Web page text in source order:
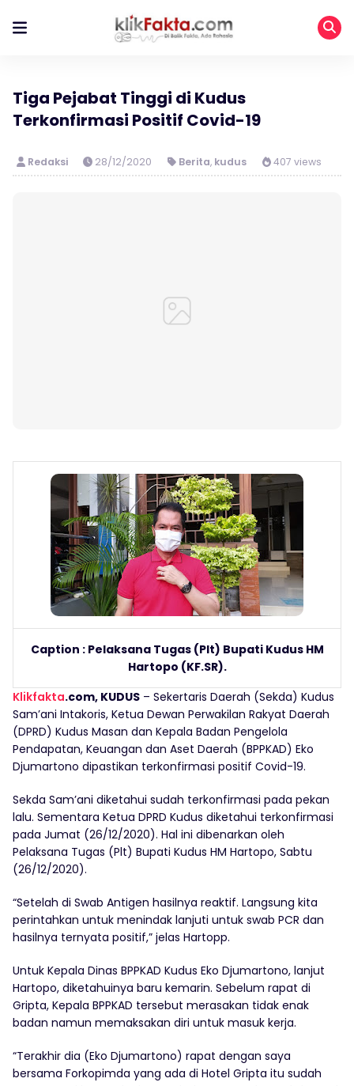
Tiga Pejabat Tinggi di Kudus
Terkonfirmasi Positif Covid-19
Redaksi 28/12/2020 Berita, kudus 407 views
Caption : Pelaksana Tugas (Plt) Bupati Kudus HM
Hartopo (KF.SR).
Klikfakta.com, KUDUS – Sekertaris Daerah (Sekda) Kudus
Sam’ani Intakoris, Ketua Dewan Perwakilan Rakyat Daerah
(DPRD) Kudus Masan dan Kepala Badan Pengelola
Pendapatan, Keuangan dan Aset Daerah (BPPKAD) Eko
Djumartono dipastikan terkonfirmasi positif Covid-19.
Sekda Sam’ani diketahui sudah terkonfirmasi pada pekan
lalu. Sementara Ketua DPRD Kudus diketahui terkonfirmasi
pada Jumat (26/12/2020). Hal ini dibenarkan oleh
Pelaksana Tugas (Plt) Bupati Kudus HM Hartopo, Sabtu
(26/12/2020).
“Setelah di Swab Antigen hasilnya reaktif. Langsung kita
perintahkan untuk menindak lanjuti untuk swab PCR dan
hasilnya ternyata positif,” jelas Hartopp.
Untuk Kepala Dinas BPPKAD Kudus Eko Djumartono, lanjut
Hartopo, diketahuinya baru kemarin. Sebelum rapat di
Gripta, Kepala BPPKAD tersebut merasakan tidak enak
badan namun memaksakan diri untuk masuk kerja.
“Terakhir dia (Eko Djumartono) rapat dengan saya
bersama Forkopimda yang ada di Hotel Gripta itu sudah